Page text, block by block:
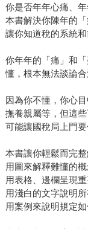
你是否年年心痛、
本書解決你陳年的
讓你知道稅的系統和
你年年的「痛」和
懂，根本無法談論合
因為你不懂，你心
撫養親屬等，但這
可能讓國稅局上門要
本書讓你輕鬆而完整
用圖來解釋難懂的概
用表格、邊欄呈現重
用淺白的文字說明所
用案例來說明規定如